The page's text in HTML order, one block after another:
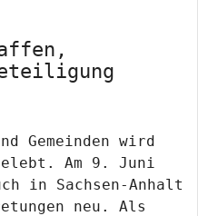
Gemeinden wird
Am 9. Juni
in Sachsen-Anhalt
neu. Als